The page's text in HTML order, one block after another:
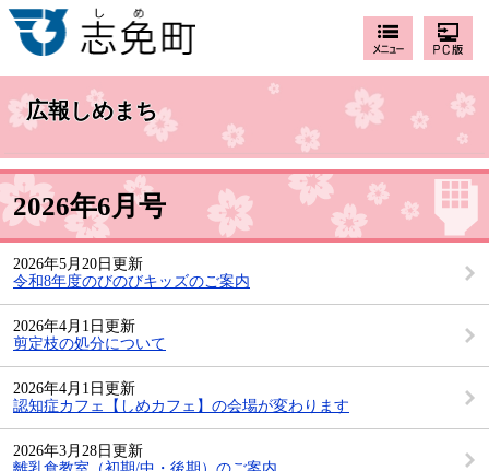
広報しめまち
2026年6月号
2026年5月20日更新
令和8年度のびのびキッズのご案内
2026年4月1日更新
剪定枝の処分について
2026年4月1日更新
認知症カフェ【しめカフェ】の会場が変わります
2026年3月28日更新